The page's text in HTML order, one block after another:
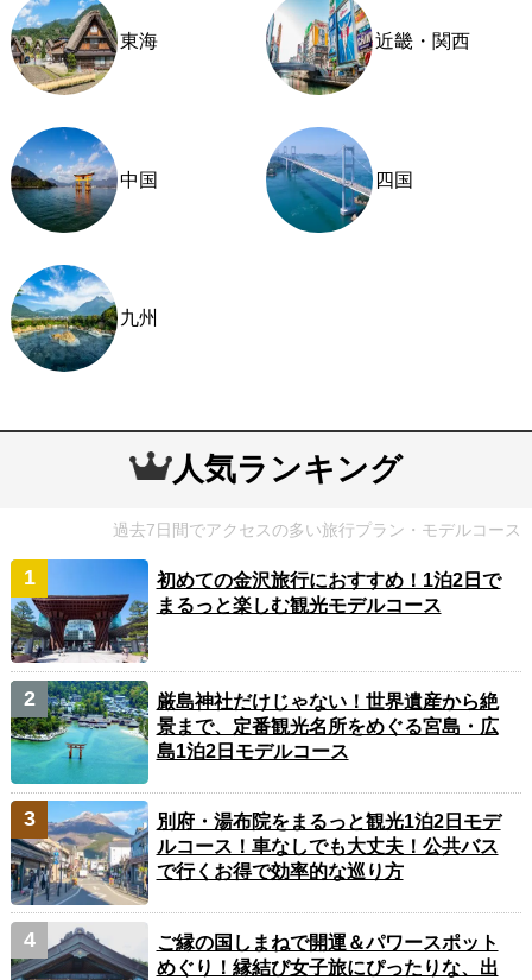
東海 近畿・関西
中国 四国
九州
人気ランキング
過去7日間でアクセスの多い旅行プラン・モデルコース
初めての金沢旅行におすすめ！1泊2日で
まるっと楽しむ観光モデルコース
厳島神社だけじゃない！世界遺産から絶
景まで、定番観光名所をめぐる宮島・広
島1泊2日モデルコース
別府・湯布院をまるっと観光1泊2日モデ
ルコース！車なしでも大丈夫！公共バス
で行くお得で効率的な巡り方
ご縁の国しまねで開運＆パワースポット
めぐり！縁結び女子旅にぴったりな、出